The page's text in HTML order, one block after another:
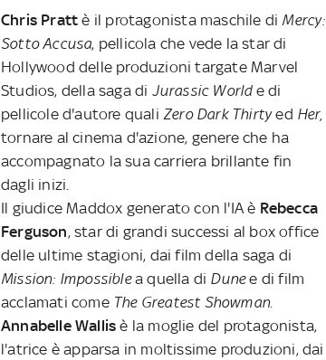
Chris Pratt è il protagonista maschile di Mercy:
Sotto Accusa, pellicola che vede la star di
Hollywood delle produzioni targate Marvel
Studios, della saga di Jurassic Worlde di
pellicole d'autore quali Zero Dark Thirtyed Her,
tornare al cinema d'azione, genere che ha
accompagnato la sua carriera brillante fin
dagli inizi.
Il giudice Maddox generato con l'IA è Rebecca
Ferguson, star di grandi successi al box office
delle ultime stagioni, dai film della saga di
Mission: Impossiblea quella di Dunee di film
acclamati come The Greatest Showman.
Annabelle Wallis è la moglie del protagonista,
l'atrice è apparsa in moltissime produzioni, dai